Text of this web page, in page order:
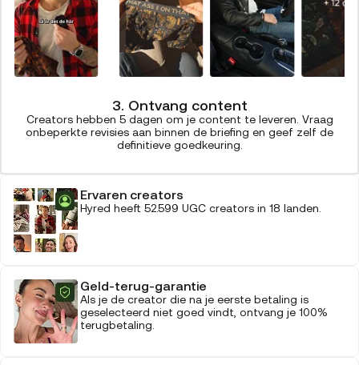
3. Ontvang content
Creators hebben 5 dagen om je content te leveren. Vraag
onbeperkte revisies aan binnen de briefing en geef zelf de
definitieve goedkeuring.
Ervaren creators
Hyred heeft 52.599 UGC creators in 18 landen.
Geld-terug-garantie
Als je de creator die na je eerste betaling is
geselecteerd niet goed vindt, ontvang je 100%
terugbetaling.